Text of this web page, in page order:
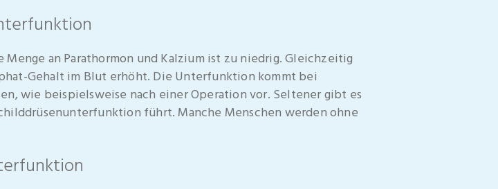
an Parathormon und Kalzium ist zu niedrig. Gleichzeitig
Gehalt im Blut erhöht. Die Unterfunktion kommt bei
wie beispielsweise nach einer Operation vor. Seltener gibt es
führt. Manche Menschen werden ohne